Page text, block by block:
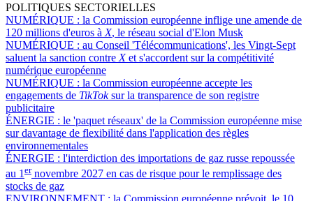
POLITIQUES SECTORIELLES
NUMÉRIQUE : la Commission européenne inflige une amende de
120 millions d'euros à X, le réseau social d'Elon Musk
NUMÉRIQUE : au Conseil 'Télécommunications', les Vingt-Sept
saluent la sanction contre Xet s'accordent sur la compétitivité
numérique européenne
NUMÉRIQUE : la Commission européenne accepte les
engagements de TikToksur la transparence de son registre
publicitaire
ÉNERGIE : le 'paquet réseaux' de la Commission européenne mise
sur davantage de flexibilité dans l'application des règles
environnementales
ÉNERGIE : l'interdiction des importations de gaz russe repoussée
au 1 ernovembre 2027 en cas de risque pour le remplissage des
stocks de gaz